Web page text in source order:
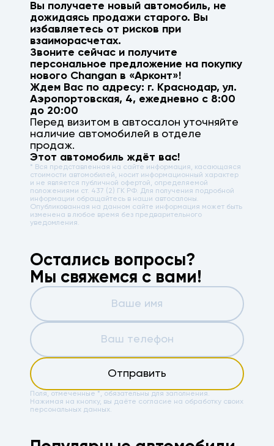
Вы получаете новый автомобиль, не
дожидаясь продажи старого. Вы
избавляетесь от рисков при
взаиморасчетах.
Звоните сейчас и получите
персональное предложение на покупку
нового Changan в «Арконт»!
Ждем Вас по адресу: г. Краснодар,ул.
Аэропортовская, 4, ежедневно с 8:00
до 20:00
Перед визитом в автосалон уточняйте
наличие автомобилей в отделе
продаж.
Этот автомобиль ждёт вас!
* Вся представленная на сайте информация, касающаяся
стоимости автомобилей, носит информационный характер
и не является публичной офертой, определяемой
положениями ст. 437 (2) ГК РФ. Для получения подробной
информации обращайтесь в наши автосалоны.
Опубликованная на данном сайте информация может быть
изменена в любое время без предварительного
уведомления.
Остались вопросы?
Мы свяжемся с вами!
Отправить
Поля, отмеченные *, обязательны для заполнения.
Нажимая на кнопку, вы даёте согласие на обработку своих
персональных данных.